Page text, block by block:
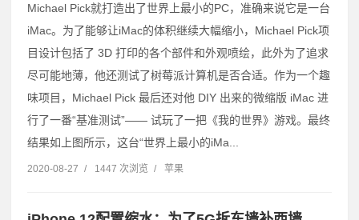
Michael Pick就打造出了世界上最小的PC，准确来说它是一台
iMac。为了能够让iMac的体积继续大幅缩小，Michael Pick项
目设计包括了 3D 打印的各个部件和外观喷绘，此外为了追求
尽可能地薄，他还测试了树莓派计算机是否合适。作为一个趣
味项目，Michael Pick 最后还对他 DIY 出来的微缩版 iMac 进
行了一番“基准测试”—— 试玩了一把《我的世界》游戏。最终
结果如上图所示，这台“世界上最小的iMa...
2020-08-27 / 1447 次浏览 / 苹果